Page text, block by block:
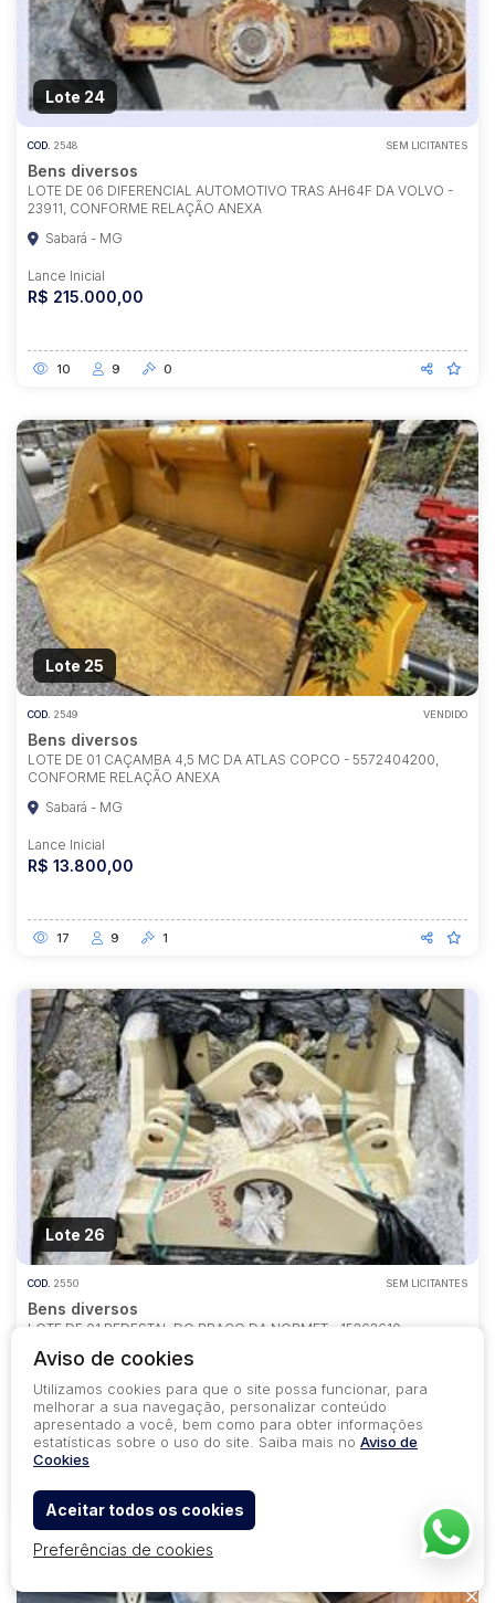
Lote 24
COD. 2548 SEM LICITANTES
Bens diversos
LOTE DE 06 DIFERENCIAL AUTOMOTIVO TRAS AH64F DA VOLVO -
23911, CONFORME RELAÇÃO ANEXA
Sabará - MG
Lance Inicial
R$ 215.000,00
10 9 0
Lote 25
COD. 2549 VENDIDO
Bens diversos
LOTE DE 01 CAÇAMBA 4,5 MC DA ATLAS COPCO - 5572404200,
CONFORME RELAÇÃO ANEXA
Sabará - MG
Lance Inicial
R$ 13.800,00
17 9 1
Lote 26
COD. 2550 SEM LICITANTES
Bens diversos
LOTE DE 01 PEDESTAL DO BRAÇO DA NORMET - 15263610,
Lance Inicial
R$ 20.000,00
44 9 0
Aviso de cookies
Utilizamos cookies para que o site possa funcionar, para
melhorar a sua navegação, personalizar conteúdo
apresentado a você, bem como para obter informações
estatísticas sobre o uso do site. Saiba mais no Aviso de
Cookies
Aceitar todos os cookies
Preferências de cookies